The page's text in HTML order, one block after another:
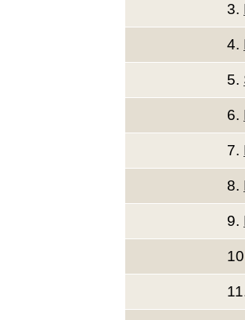
3.
4.
5.
6.
7.
8.
9.